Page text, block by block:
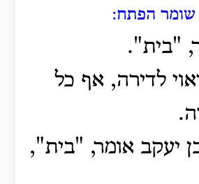
הפתח:
"בית".
לדירה, אף כל
יעקב אומר, "בית",